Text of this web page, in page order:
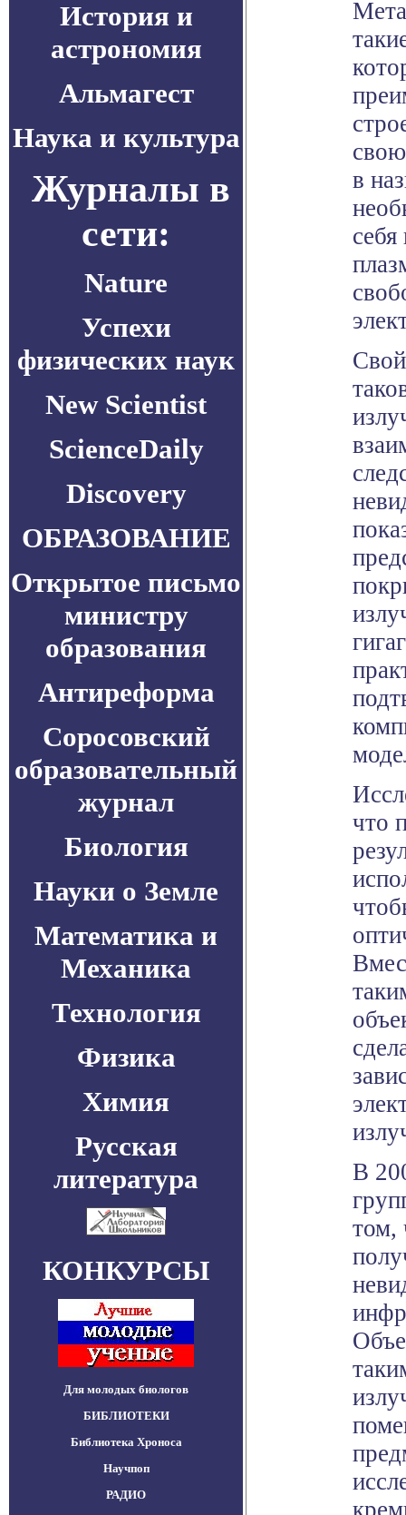
История и
астрономия
Альмагест
Наука и культура
Журналы в
сети:
Nature
Успехи
физических наук
New Scientist
ScienceDaily
Discovery
ОБРАЗОВАНИЕ
Открытое письмо
министру
образования
Антиреформа
Соросовский
образовательный
журнал
Биология
Науки о Земле
Математика и
Механика
Технология
Физика
Химия
Русская
литература
КОНКУРСЫ
Для молодых биологов
БИБЛИОТЕКИ
Библиотека Хроноса
Научпоп
РАДИО
в
что
В
том,